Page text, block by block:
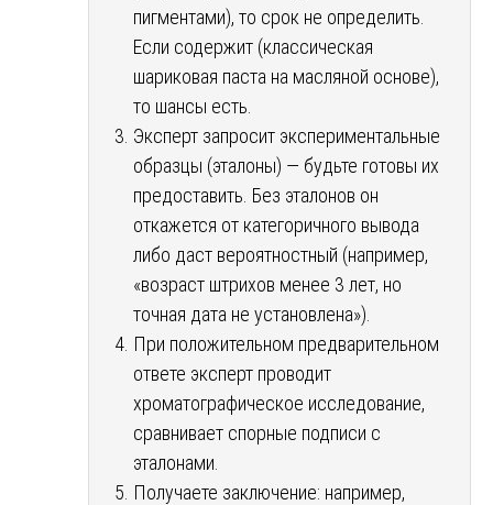
пигментами), то срок не определить.
Если содержит (классическая
шариковая паста на масляной основе),
то шансы есть.
Эксперт запросит экспериментальные
образцы (эталоны) — будьте готовы их
предоставить. Без эталонов он
откажется от категоричного вывода
либо даст вероятностный (например,
«возраст штрихов менее 3 лет, но
точная дата не установлена»).
При положительном предварительном
ответе эксперт проводит
хроматографическое исследование,
сравнивает спорные подписи с
эталонами.
Получаете заключение: например,